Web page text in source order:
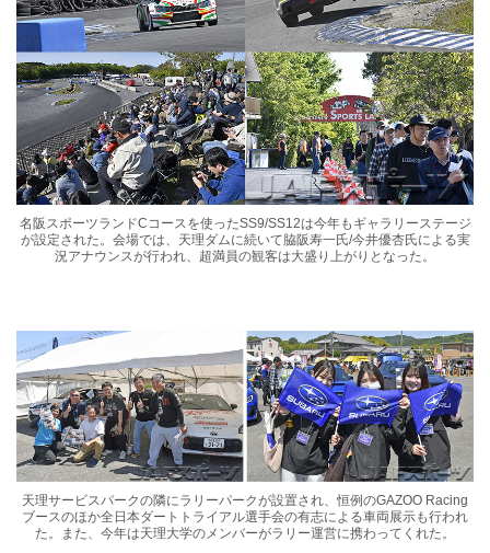
名阪スポーツランドCコースを使ったSS9/SS12は今年もギャラリーステージ
が設定された。会場では、天理ダムに続いて脇阪寿一氏/今井優杏氏による実
況アナウンスが行われ、超満員の観客は大盛り上がりとなった。
天理サービスパークの隣にラリーパークが設置され、恒例のGAZOO Racing
ブースのほか全日本ダートトライアル選手会の有志による車両展示も行われ
た。また、今年は天理大学のメンバーがラリー運営に携わってくれた。